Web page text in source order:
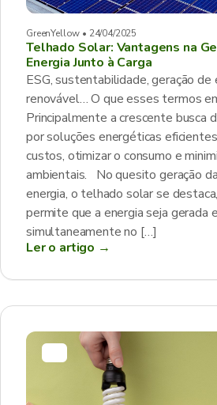
GreenYellow • 24/04/2025
Telhado Solar: Vantagens na
Energia Junto à Carga
ESG, sustentabilidade, geração de
renovável… O que esses termos
Principalmente a crescente busca
por soluções energéticas
custos, otimizar o consumo e
ambientais. No quesito geração
energia, o telhado solar se
permite que a energia seja gerada
simultaneamente no […]
Ler o artigo →